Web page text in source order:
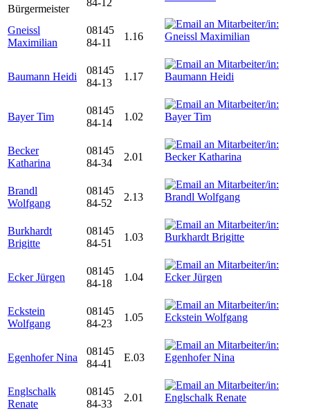
Bürgermeister
84-12
Gneissl
Maximilian
08145
84-11
1.16
Baumann Heidi
08145
84-13
1.17
Bayer Tim
08145
84-14
1.02
Becker
Katharina
08145
84-34
2.01
Brandl
Wolfgang
08145
84-52
2.13
Burkhardt
Brigitte
08145
84-51
1.03
Ecker Jürgen
08145
84-18
1.04
Eckstein
Wolfgang
08145
84-23
1.05
Egenhofer Nina
08145
84-41
E.03
Englschalk
Renate
08145
84-33
2.01